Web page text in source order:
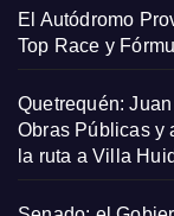
El Autódromo
Top Race y
Quetrequén:
Obras Públicas y
la ruta a Villa